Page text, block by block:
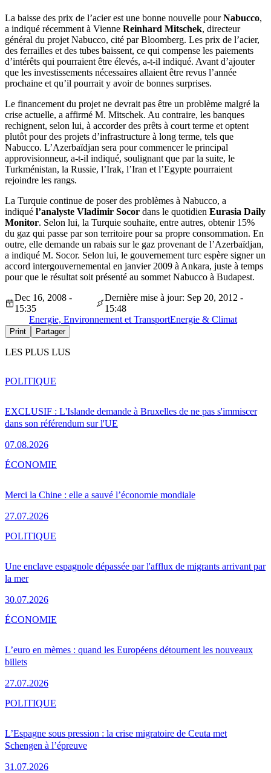
La baisse des prix de l’acier est une bonne nouvelle pourNabucco,
a indiqué récemment à Vienne Reinhard Mitschek, directeur
général du projet Nabucco, cité par Bloomberg. Les prix de l’acier,
des ferrailles et des tubes baissent, ce qui compense les paiements
d’intérêts qui pourraient être élevés, a-t-il indiqué. Avant d’ajouter
que les investissements nécessaires allaient être revus l’année
prochaine et qu’il pourrait y avoir de bonnes surprises.
Le financement du projet ne devrait pas être un problème malgré la
crise actuelle, a affirmé M. Mitschek. Au contraire, les banques
rechignent, selon lui, à accorder des prêts à court terme et optent
plutôt pour des projets d’infrastructure à long terme, tels que
Nabucco. L’Azerbaïdjan sera pour commencer le principal
approvisionneur, a-t-il indiqué, soulignant que par la suite, le
Turkménistan, la Russie, l’Irak, l’Iran et l’Egypte pourraient
rejoindre les rangs.
La Turquie continue de poser des problèmes à Nabucco, a
indiqué l’analyste Vladimir Socor dans le quotidien Eurasia Daily
Monitor. Selon lui, la Turquie souhaite, entre autres, obtenir 15%
du gaz qui passe par son territoire pour sa propre consommation. En
outre, elle demande un rabais sur le gaz provenant de l’Azerbaïdjan,
a indiqué M. Socor. Selon lui, le gouvernement turc espère signer un
accord intergouvernemental en janvier 2009 à Ankara, juste à temps
pour que le résultat soit présenté au sommet Nabucco à Budapest.
Dec 16, 2008 -
15:35
Dernière mise à jour: Sep 20, 2012 -
15:48
Energie, Environnement et TransportEnergie & Climat
Print Partager
LES PLUS LUS
EXCLUSIF : L'Islande demande à Bruxelles de ne pas s'immiscer
dans son référendum sur l'UE
07.08.2026
POLITIQUE
Merci la Chine : elle a sauvé l’économie mondiale
27.07.2026
ÉCONOMIE
Une enclave espagnole dépassée par l'afflux de migrants arrivant par
la mer
30.07.2026
POLITIQUE
L’euro en mèmes : quand les Européens détournent les nouveaux
billets
27.07.2026
ÉCONOMIE
L’Espagne sous pression : la crise migratoire de Ceuta met
Schengen à l’épreuve
31.07.2026
POLITIQUE